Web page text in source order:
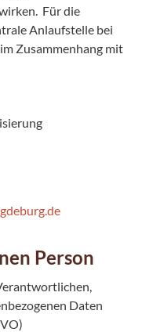
Für die
Anlaufstelle bei
Zusammenhang mit
Person
Daten